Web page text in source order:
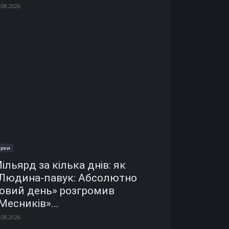
за кілька днів: як
павук: Абсолютно
день» розгромив